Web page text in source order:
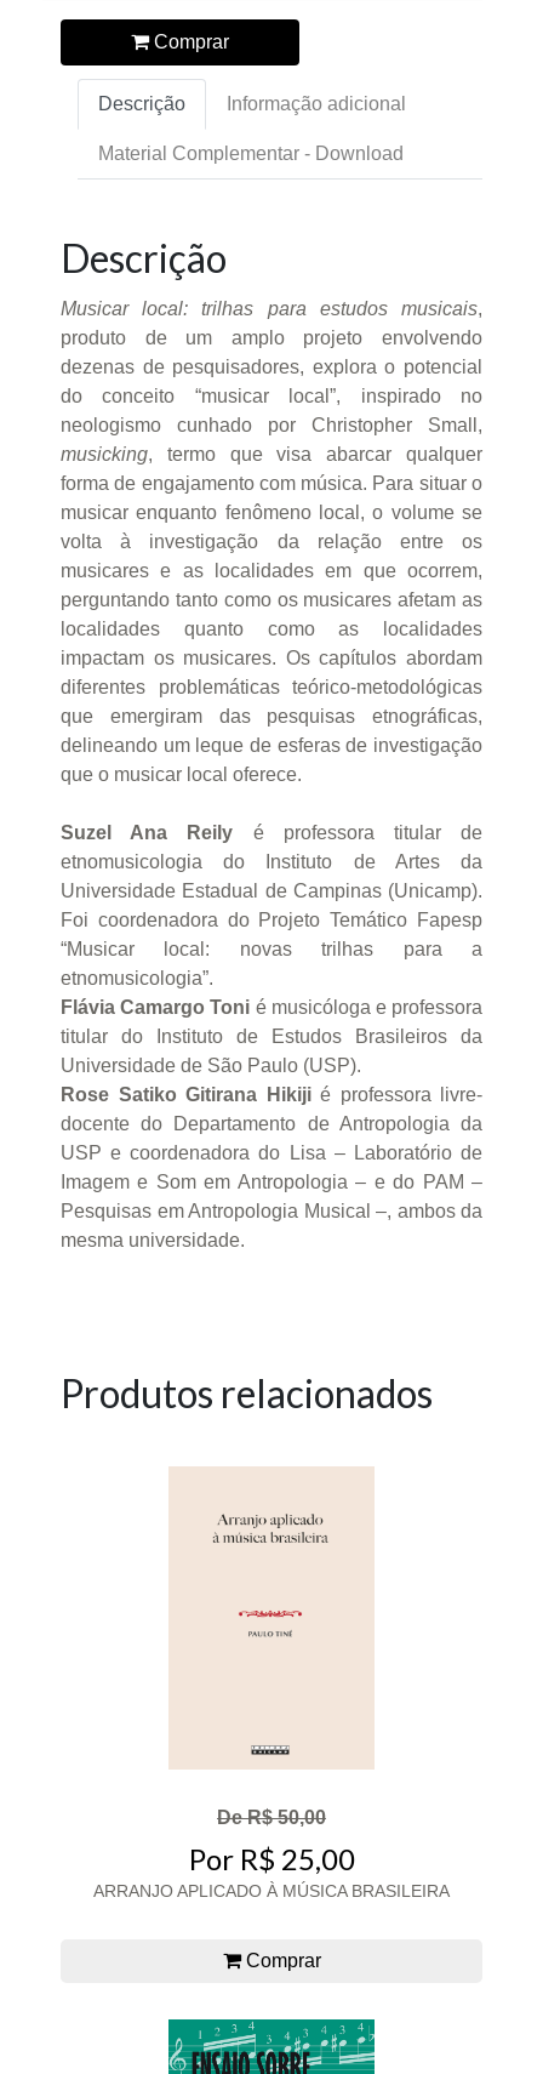
Comprar
Descrição Informação adicional
Material Complementar - Download
Descrição
Musicar local: trilhas para estudos musicais,
produto de um amplo projeto envolvendo
dezenas de pesquisadores, explora o potencial
do conceito “musicar local”, inspirado no
neologismo cunhado por Christopher Small,
musicking, termo que visa abarcar qualquer
forma de engajamento com música. Para situar o
musicar enquanto fenômeno local, o volume se
volta à investigação da relação entre os
musicares e as localidades em que ocorrem,
perguntando tanto como os musicares afetam as
localidades quanto como as localidades
impactam os musicares. Os capítulos abordam
diferentes problemáticas teórico-metodológicas
que emergiram das pesquisas etnográficas,
delineando um leque de esferas de investigação
que o musicar local oferece.
Suzel Ana Reily é professora titular de
etnomusicologia do Instituto de Artes da
Universidade Estadual de Campinas (Unicamp).
Foi coordenadora do Projeto Temático Fapesp
“Musicar local: novas trilhas para a
etnomusicologia”.
Flávia Camargo Toni é musicóloga e professora
titular do Instituto de Estudos Brasileiros da
Universidade de São Paulo (USP).
Rose Satiko Gitirana Hikijié professora livre-
docente do Departamento de Antropologia da
USP e coordenadora do Lisa – Laboratório de
Imagem e Som em Antropologia – e do PAM –
Pesquisas em Antropologia Musical –, ambos da
mesma universidade.
Produtos relacionados
De R$ 50,00
Por R$ 25,00
ARRANJO APLICADO À MÚSICA BRASILEIRA
Comprar